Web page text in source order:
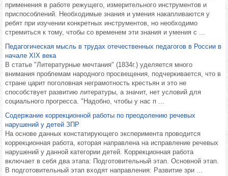
применения в работе режущего, измерительного инструментов и
приспособлений. Необходимые знания и умения накапливаются у
ребят при изучении конкретных инструментов, но необходимо
стремиться к тому, чтобы со временем эти знания и умения с ...
Педагогическая мысль в трудах отечественных педагогов в России в
начале XIX века
В статье "Литературные мечтания" (1834г.) уделяется много
внимания проблемам народного просвещения, подчеркивается, что в
стране царит поголовная неграмотность крестьян и это не
способствует развитию литературы, а значит, нет условий для
социального прогресса. "Надобно, чтобы у нас п ...
Содержание коррекционной работы по преодолению речевых
нарушений у детей ЗПР
На основе данных констатирующего эксперимента проводится
коррекционная работа, которая направлена на исправление речевых
нарушений у данной категории детей. Коррекционная работа
включает в себя два этапа: Подготовительный этап. Основной этап.
В подготовительный этап входят направления: Развитие зри ...